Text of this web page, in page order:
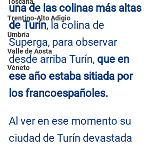
Trentino-Alto Adigio
Umbría
Valle de Aosta
Véneto
una de las colinas más altas
de Turín, la colina de
Superga, para observar
desde arriba Turín, que en
ese año estaba sitiada por
los francoespañoles.
Al ver en ese momento su
ciudad de Turín devastada